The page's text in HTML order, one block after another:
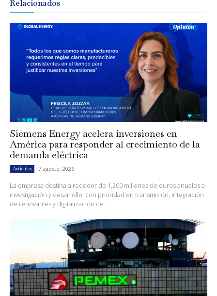
Relacionados
Siemens Energy acelera inversiones en
América para responder al crecimiento de la
demanda eléctrica
Artículos 7 agosto, 2026
La empresa destina alrededor de 1,200 millones de euros anuales a
investigación y desarrollo, con prioridad en transmisión, integración
de renovables y digitalización de...